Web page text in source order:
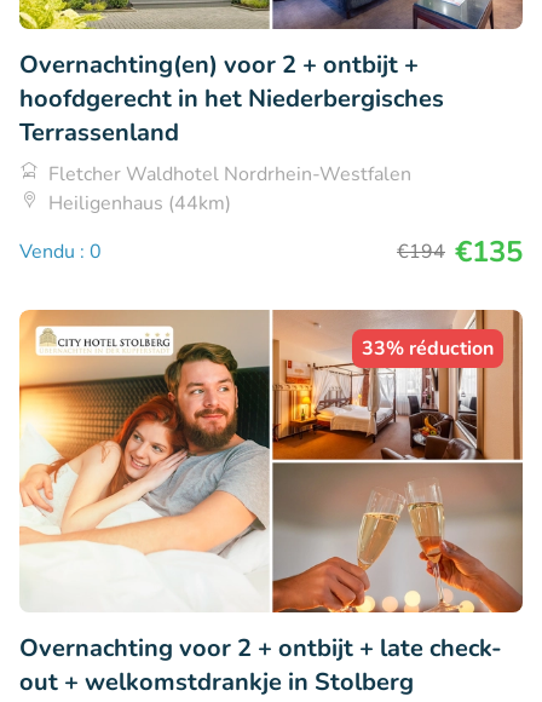
Overnachting(en) voor 2 + ontbijt +
hoofdgerecht in het Niederbergisches
Terrassenland
Fletcher Waldhotel Nordrhein-Westfalen
Heiligenhaus (44km)
Vendu : 0
€194 €135
33% réduction
Overnachting voor 2 + ontbijt + late check-
out + welkomstdrankje in Stolberg